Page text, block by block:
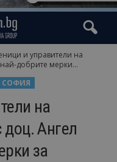
и управители на
добрите мерки...
СОФИЯ
на
Ангел
за